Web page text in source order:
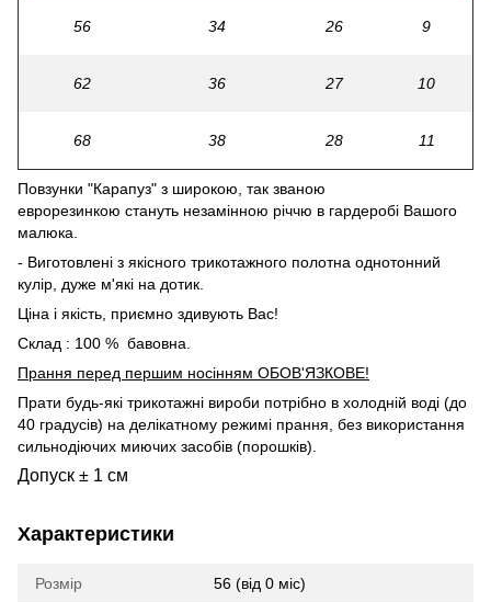
56 34 26 9
62 36 27 10
68 38 28 11
Повзунки "Карапуз" з широкою, так званою
еврорезинкою стануть незамінною річчю в гардеробі Вашого
малюка.
- Виготовлені з якісного трикотажного полотна однотонний
кулір, дуже м'які на дотик.
Ціна і якість, приємно здивують Вас!
Склад : 100 % бавовна.
Прання перед першим носінням ОБОВ'ЯЗКОВЕ!
Прати будь-які трикотажні вироби потрібно в холодній воді (до
40 градусів) на делікатному режимі прання, без використання
сильнодіючих миючих засобів (порошків).
Допуск ± 1 см
Характеристики
Розмір 56 (від 0 міс)